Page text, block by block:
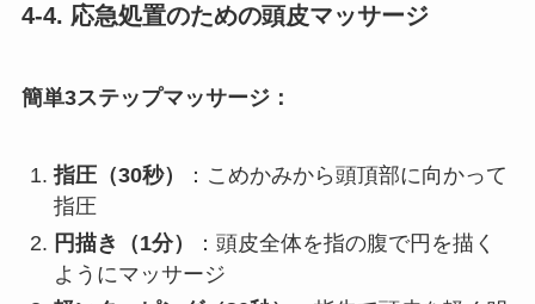
4-4. 応急処置のための頭皮マッサージ
簡単3ステップマッサージ：
指圧（30秒）
：こめかみから頭頂部に向かって
指圧
円描き（1分）
：頭皮全体を指の腹で円を描く
ようにマッサージ